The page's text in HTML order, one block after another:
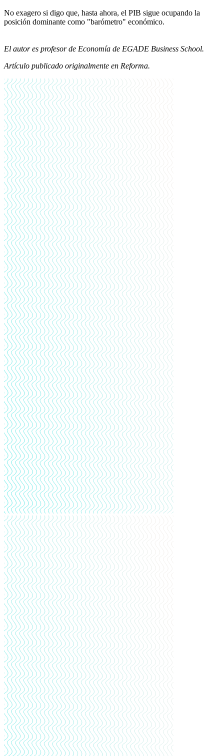
No exagero si digo que, hasta ahora, el PIB sigue ocupando la
posición dominante como "barómetro" económico.
El autor es profesor de Economía de EGADE Business School.
Artículo publicado originalmente en Reforma.